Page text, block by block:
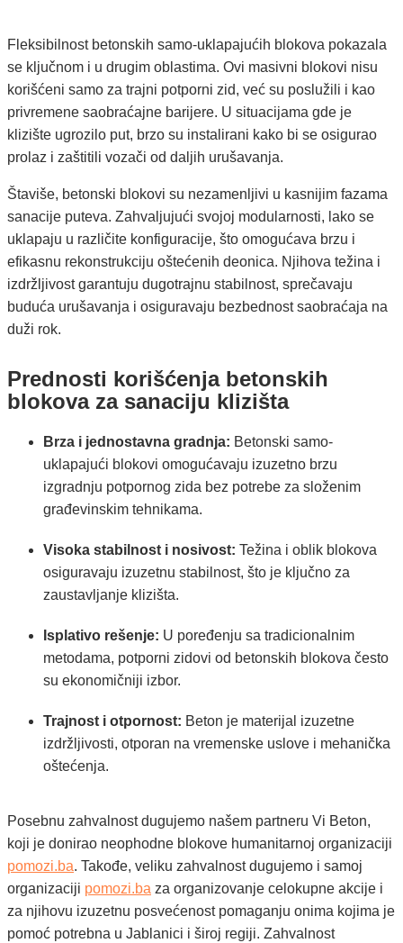
Fleksibilnost betonskih samo-uklapajućih blokova pokazala
se ključnom i u drugim oblastima. Ovi masivni blokovi nisu
korišćeni samo za trajni potporni zid, već su poslužili i kao
privremene saobraćajne barijere. U situacijama gde je
klizište ugrozilo put, brzo su instalirani kako bi se osigurao
prolaz i zaštitili vozači od daljih urušavanja.
Štaviše, betonski blokovi su nezamenljivi u kasnijim fazama
sanacije puteva. Zahvaljujući svojoj modularnosti, lako se
uklapaju u različite konfiguracije, što omogućava brzu i
efikasnu rekonstrukciju oštećenih deonica. Njihova težina i
izdržljivost garantuju dugotrajnu stabilnost, sprečavaju
buduća urušavanja i osiguravaju bezbednost saobraćaja na
duži rok.
Prednosti korišćenja betonskih
blokova za sanaciju klizišta
Brza i jednostavna gradnja: Betonski samo-
uklapajući blokovi omogućavaju izuzetno brzu
izgradnju potpornog zida bez potrebe za složenim
građevinskim tehnikama.
Visoka stabilnost i nosivost: Težina i oblik blokova
osiguravaju izuzetnu stabilnost, što je ključno za
zaustavljanje klizišta.
Isplativo rešenje: U poređenju sa tradicionalnim
metodama, potporni zidovi od betonskih blokova često
su ekonomičniji izbor.
Trajnost i otpornost: Beton je materijal izuzetne
izdržljivosti, otporan na vremenske uslove i mehanička
oštećenja.
Posebnu zahvalnost dugujemo našem partneru Vi Beton,
koji je donirao neophodne blokove humanitarnoj organizaciji
pomozi.ba. Takođe, veliku zahvalnost dugujemo i samoj
organizaciji pomozi.ba za organizovanje celokupne akcije i
za njihovu izuzetnu posvećenost pomaganju onima kojima je
pomoć potrebna u Jablanici i široj regiji. Zahvalnost